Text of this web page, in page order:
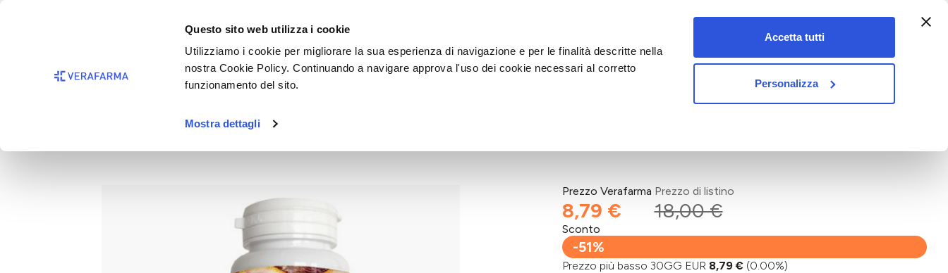
Questo sito web utilizza i cookie
Utilizziamo i cookie per migliorare la sua esperienza di navigazione e per le finalità descritte nella
nostra Cookie Policy. Continuando a navigare approva l'uso dei cookie necessari al corretto
funzionamento del sito.
Mostra dettagli
Accetta tutti
Personalizza
Passa alla navigazione principale
vet&pet
C FORCE ADVANCE 60CPR MAST EOS
Prezzo Verafarma
8,79 €
Prezzo di listino
18,00 €
Sconto
-51%
Prezzo più basso 30GG EUR 8,79 € (0.00%)